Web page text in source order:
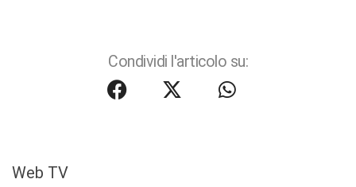
Condividi l'articolo su:
Web TV